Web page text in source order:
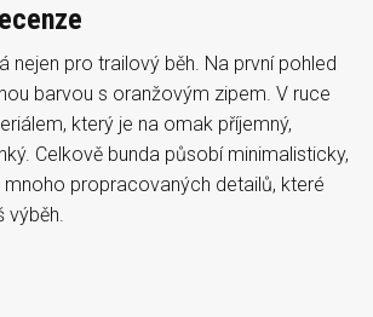
nejen pro trailový běh. Na první pohled
barvou s oranžovým zipem. V ruce
který je na omak příjemný,
Celkově bunda působí minimalisticky,
mnoho propracovaných detailů, které